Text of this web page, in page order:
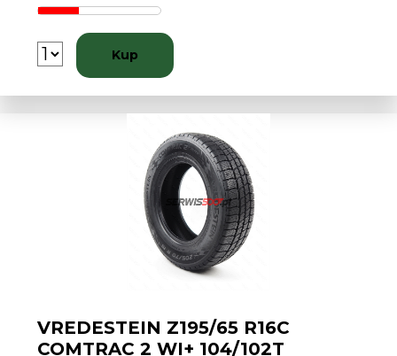
Kup
VREDESTEIN Z195/65 R16C
COMTRAC 2 WI+ 104/102T